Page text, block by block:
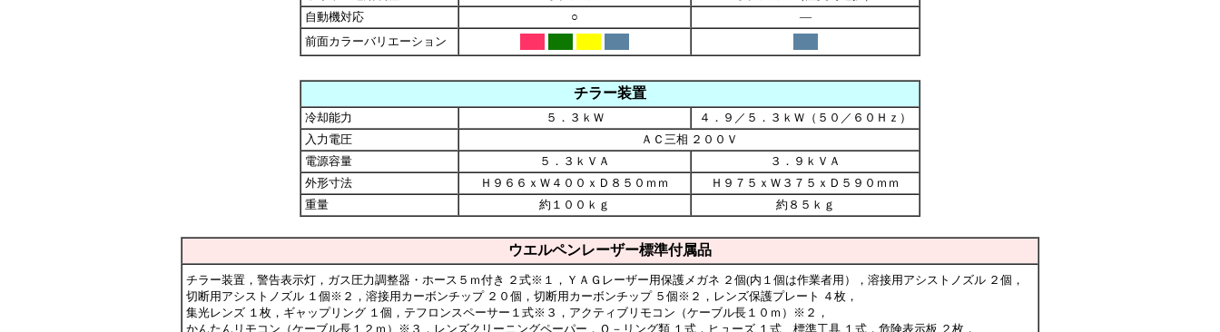
自動機対応
○
―
前面カラーバリエーション
チラー装置
冷却能力 ５．３ｋＷ
４．９／５．３ｋＷ（５０／６０Ｈｚ）
入力電圧
ＡＣ三相 ２００Ｖ
電源容量
５．３ｋＶＡ
３．９ｋＶＡ
外形寸法
Ｈ９６６ｘＷ４００ｘＤ８５０ｍｍ
Ｈ９７５ｘＷ３７５ｘＤ５９０ｍｍ
重量
約１００ｋｇ 約８５ｋｇ
ウエルペンレーザー標準付属品
チラー装置，警告表示灯，ガス圧力調整器・ホース５ｍ付き ２式※１，ＹＡＧレーザー用保護メガネ ２個(内１個は作業者用），溶接用アシストノズル ２個，
切断用アシストノズル １個※２，溶接用カーボンチップ ２０個，切断用カーボンチップ ５個※２，レンズ保護プレート ４枚，
集光レンズ １枚，ギャップリング １個，テフロンスペーサー１式※３，アクティブリモコン（ケーブル長１０ｍ）※２，
かんたんリモコン（ケーブル長１２ｍ）※３，レンズクリーニングペーパー，Ｏ－リング類 １式，ヒューズ １式、標準工具 １式，危険表示板 ２枚，